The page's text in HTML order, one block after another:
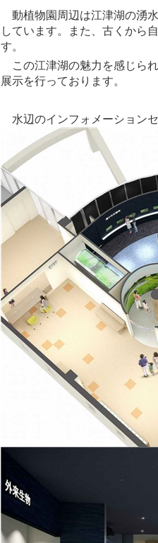
動植物園周辺は江津湖の湧
しています。また、古くから
す。
この江津湖の魅力を感じら
展示を行っております。
水辺のインフォメーション